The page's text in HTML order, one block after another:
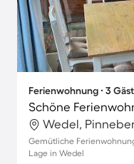
Ferienwohnung ∙ 3
Wedel,
Gemütliche
Lage in Wedel